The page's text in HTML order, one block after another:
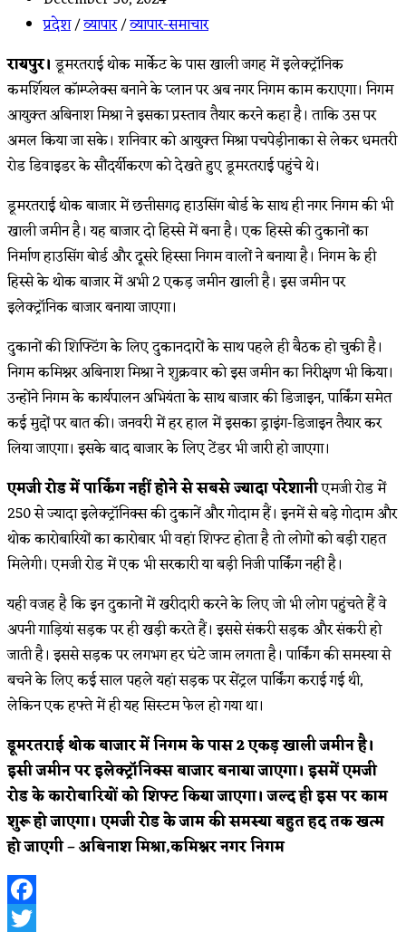
published:
Post
category:
प्रदेश/व्यापार/व्यापार-समाचार
रायपुर।डूमरतराई थोक मार्केट के पास खाली जगह में इलेक्ट्रॉनिक
कमर्शियल कॉम्प्लेक्स बनाने के प्लान पर अब नगर निगम काम कराएगा। निगम
आयुक्त अबिनाश मिश्रा ने इसका प्रस्ताव तैयार करने कहा है। ताकि उस पर
अमल किया जा सके। शनिवार को आयुक्त मिश्रा पचपेड़ीनाका से लेकर धमतरी
रोड डिवाइडर के सौंदर्यीकरण को देखते हुए डूमरतराई पहुंचे थे।
डूमरतराई थोक बाजार में छत्तीसगढ़ हाउसिंग बोर्ड के साथ ही नगर निगम की भी
खाली जमीन है। यह बाजार दो हिस्से में बना है। एक हिस्से की दुकानों का
निर्माण हाउसिंग बोर्ड और दूसरे हिस्सा निगम वालों ने बनाया है। निगम के ही
हिस्से के थोक बाजार में अभी 2 एकड़ जमीन खाली है। इस जमीन पर
इलेक्ट्रॉनिक बाजार बनाया जाएगा।
दुकानों की शिफ्टिंग के लिए दुकानदारों के साथ पहले ही बैठक हो चुकी है।
निगम कमिश्नर अबिनाश मिश्रा ने शुक्रवार को इस जमीन का निरीक्षण भी ​किया।
उन्होंने निगम के कार्यपालन अभियंता के साथ बाजार की डिजाइन, पार्किंग समेत
कई मुद्दों पर बात की। जनवरी में हर हाल में इसका ड्राइंग-डिजाइन तैयार कर
लिया जाएगा। इसके बाद बाजार के लिए टेंडर भी जारी हो जाएगा।
एमजी रोड में पार्किंग नहीं होने से सबसे ज्यादा परेशानीएमजी रोड में
250 से ज्यादा इलेक्ट्रॉनिक्स की दुकानें और गोदाम हैं। इनमें से बड़े गोदाम और
थोक कारोबारियों का कारोबार भी वहां शिफ्ट होता है तो लोगों को बड़ी राहत ​
मिलेगी। एमजी रोड में एक भी सरकारी या बड़ी निजी पार्किंग नहीं है।
यही वजह है कि इन दुकानों में खरीदारी करने के लिए जो भी लोग पहुंचते हैं वे
अपनी गाड़ियां सड़क पर ही खड़ी करते हैं। इससे संकरी सड़क और संकरी हो
जाती है। इससे सड़क पर लगभग हर घंटे जाम लगता है। पार्किंग की समस्या से
बचने के लिए कई साल पहले यहां सड़क पर सेंट्रल पार्किंग कराई गई थी,
लेकिन एक हफ्ते में ही यह सिस्टम फेल हो गया था।
डूमरतराई थोक बाजार में निगम के पास 2 एकड़ खाली जमीन है।
इसी जमीन पर इलेक्ट्रॉनिक्स बाजार बनाया जाएगा। इसमें एमजी
रोड के कारोबारियों को शिफ्ट किया जाएगा। जल्द ही इस पर काम
शुरू हो जाएगा। एमजी रोड के जाम की समस्या बहुत हद तक खत्म
हो जाएगी – अबिनाश मिश्रा,कमिश्नर नगर निगम
Facebook